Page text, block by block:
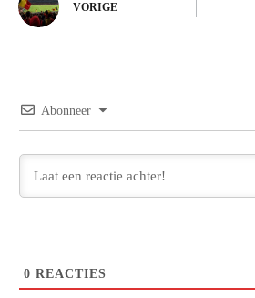
VORIGE
Abonneer
0 REACTIES